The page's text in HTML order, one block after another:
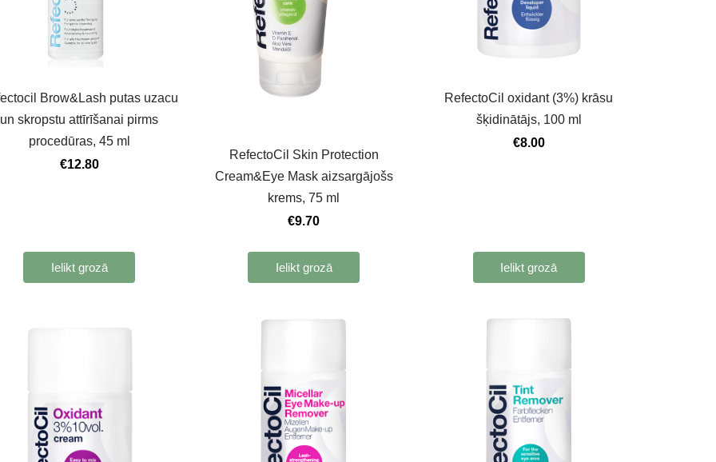
Brow&Lash putas uzacu
un skropstu attīrīšanai pirms
procedūras, 45 ml
€12.80
Ielikt grozā
RefectoCil Skin Protection
Cream&Eye Mask aizsargājošs
krems, 75 ml
€9.70
Ielikt grozā
RefectoCil oxidant (3%) krāsu
šķidinātājs, 100 ml
€8.00
Ielikt grozā